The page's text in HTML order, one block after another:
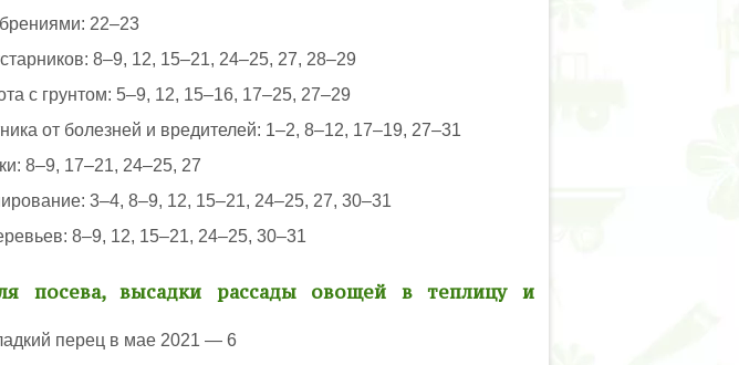
22–23
8–9, 12, 15–21, 24–25, 27, 28–29
с грунтом: 5–9, 12, 15–16, 17–25, 27–29
от болезней и вредителей: 1–2, 8–12, 17–19, 27–31
8–9, 17–21, 24–25, 27
3–4, 8–9, 12, 15–21, 24–25, 27, 30–31
8–9, 12, 15–21, 24–25, 30–31
посева, высадки рассады овощей в теплицу и
перец в мае 2021 — 6